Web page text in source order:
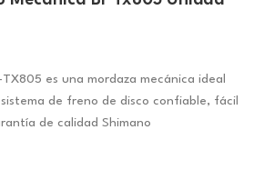
TX805 es una mordaza mecánica ideal
de freno de disco confiable, fácil
de calidad Shimano